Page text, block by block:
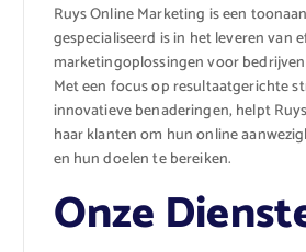
Ruys Online Marketing is een
gespecialiseerd is in het leveren van
marketingoplossingen voor
Met een focus op resultaatgerichte
innovatieve benaderingen, helpt
haar klanten om hun online
en hun doelen te bereiken.
Onze